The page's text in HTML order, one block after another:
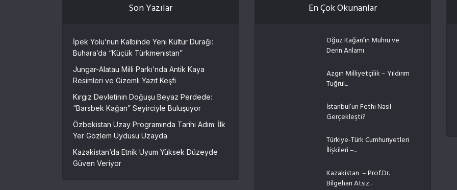
Son Yazılar
İpek Yolu’nun Kalbinde Yeni Kültür Durağı:
Buhara’da “Küçük Türkmenistan”
Jungar-Alatau Milli Parkı’nda Antik Kaya
Resimleri ve Gizemli Yazıt Keşfi
Kırgız Devletinin Doğuşu Beyaz Perdede:
“Barsbek Kağan” Seyirciyle Buluşuyor
Özbekistan Uzay Programında Tarihi Adım: İlk
Yer Gözlem Uydusu Uzayda
Kazakistan’da Etnik Uyum Yüksek Düzeyde
Güven Veriyor
En Çok Okunanlar
Oğuz Kağan’ın Mührü ve
Derin Anlamı
Azgın Milliyetçilik – Yıldırım
Tuğrul...
İstanbul’un Fethi Nasıl
Gerçekleşti?
Türkiye-Türk Cumhuriyetleri
İlişkileri –...
Kazakistan – Prof.Dr.
Bilgehan Atsız...